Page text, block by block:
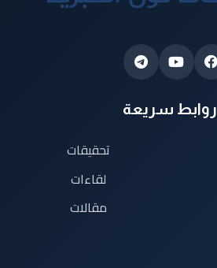
روابط سريعة
تحقيقات
لقاءات
مقالات